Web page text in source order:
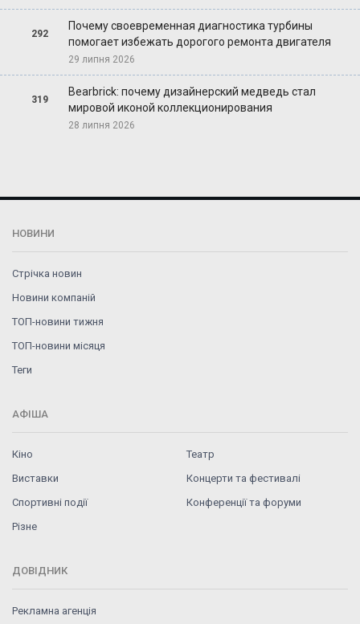
292
Почему своевременная диагностика турбины
помогает избежать дорогого ремонта двигателя
29 липня 2026
319
Bearbrick: почему дизайнерский медведь стал
мировой иконой коллекционирования
28 липня 2026
НОВИНИ
Стрічка новин
Новини компаній
ТОП-новини тижня
ТОП-новини місяця
Теги
АФІША
Кіно
Театр
Виставки
Концерти та фестивалі
Спортивні події
Конференції та форуми
Різне
ДОВІДНИК
Рекламна агенція